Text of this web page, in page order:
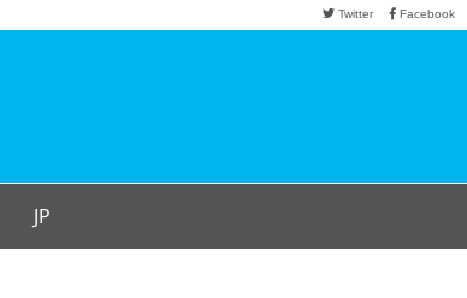
JP
Twitter Facebook